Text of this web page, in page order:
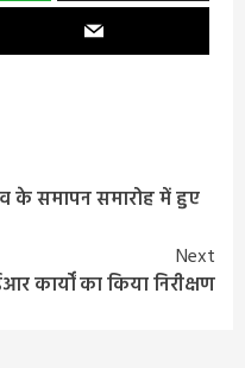
के समापन समारोह में हुए
Next
का किया निरीक्षण